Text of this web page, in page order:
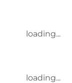
loading...
loading...